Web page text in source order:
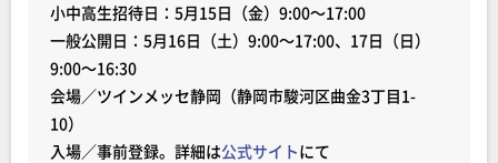
小中高生招待日：5月15日（金）9:00～17:00
一般公開日：5月16日（土）9:00～17:00、17日（日）
9:00～16:30
会場／ツインメッセ静岡（静岡市駿河区曲金3丁目1-
10）
入場／事前登録。詳細は公式サイトにて